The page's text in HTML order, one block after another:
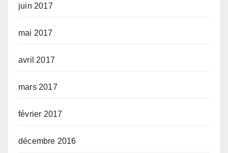
juin 2017
mai 2017
avril 2017
mars 2017
février 2017
décembre 2016